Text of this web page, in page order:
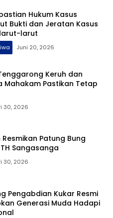
Hukum Kasus
larut
Juni 20, 2026
Keruh dan
Mahakam Pastikan Tetap
30, 2026
Resmikan Patung Bung
Sangasanga
30, 2026
Pengabdian Kukar Resmi
Generasi Muda Hadapi